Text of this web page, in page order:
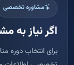
مشاوره تخصصی
اگر نیاز به
برای انتخاب دوره